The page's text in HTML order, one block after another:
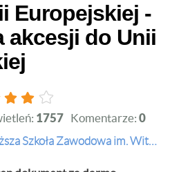
Europejskiej -
akcesji do Unii
1757 Komentarze: 0
Państwowa Wyższa Szkoła Zawodowa im. Witelona w Legnicy